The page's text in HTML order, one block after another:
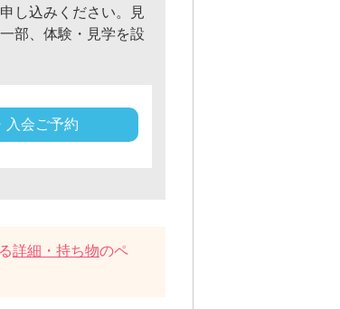
し込みください。見
部、体験・見学を設
入会ご予約
詳細・持ち物のペ